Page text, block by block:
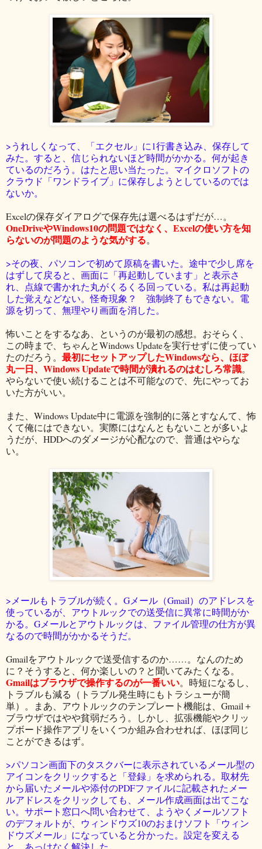
>うれしくなって、「エクセル」に1行書き込み、保存して
みた。すると、信じられないほど時間がかかる。何が起き
ているのだろう。はたと思い当たった。マイクロソフトの
クラウド「ワンドライブ」に保存しようとしているのでは
ないか。
Excelの保存ダイアログで保存先は選べるはずだが…。
OneDriveやWindows10の問題ではなく、Excelの使い方を知
らないのが問題のような気がする。
>その夜、パソコンで初めて原稿を書いた。途中で少し席を
はずして戻ると、画面に「再起動しています」と表示さ
れ、点線で書かれた丸がくるくる回っている。私は再起動
した覚えなどない。怪奇現象？ 強制終了もできない。電
源を切って、無理やり画面を消した。
怖いことをするなあ、というのが最初の感想。おそらく、
この時まで、ちゃんとWindows Updateを実行せずに使ってい
たのだろう。 最初にセットアップしたWindowsなら、ほぼ
丸一日、Windows Updateで時間が潰れるのはむしろ常識。
やらないで使い続けることは不可能なので、先にやってお
いた方がいい。
また、Windows Update中に電源を強制的に落とすなんて、怖
くて俺にはできない。実際にはなんともないことが多いよ
うだが、HDDへのダメージが心配なので、普通はやらな
い。
>メールもトラブルが続く。Gメール（Gmail）のアドレスを
使っているが、アウトルックでの送受信に異常に時間がか
かる。Gメールとアウトルックは、ファイル管理の仕方が異
なるので時間がかかるそうだ。
Gmailをアウトルックで送受信するのか……。なんのため
に？そうすると、何か楽しいの？と聞いてみたくなる。
Gmailはブラウザで操作するのが一番いい。時短になるし、
トラブルも減る（トラブル発生時にもトラシューが簡
単）。まあ、アウトルックのテンプレート機能は、Gmail＋
ブラウザではやや貧弱だろう。しかし、拡張機能やクリッ
プボード操作アプリをいくつか組み合わせれば、ほぼ同じ
ことができるはず。
>パソコン画面下のタスクバーに表示されているメール型の
アイコンをクリックすると「登録」を求められる。取材先
から届いたメールや添付のPDFファイルに記載されたメー
ルアドレスをクリックしても、メール作成画面は出てこな
い。サポート窓口へ問い合わせて、ようやくメールソフト
のデフォルトが、ウィンドウズ10のおまけソフト「ウィン
ドウズメール」になっていると分かった。設定を変える
と、あっけなく解決した。